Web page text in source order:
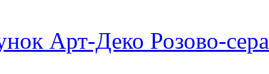
Арт-Деко Розово-